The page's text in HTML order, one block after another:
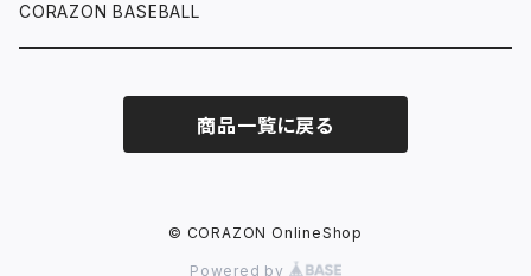
CORAZON BASEBALL
商品一覧に戻る
© CORAZON OnlineShop
Powered by